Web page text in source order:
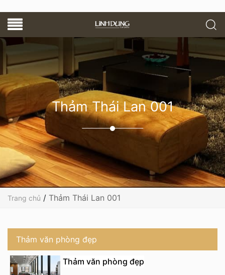
Thảm Thái Lan 001
Trang chủ / Thảm Thái Lan 001
Thảm văn phòng đẹp
Thảm văn phòng đẹp